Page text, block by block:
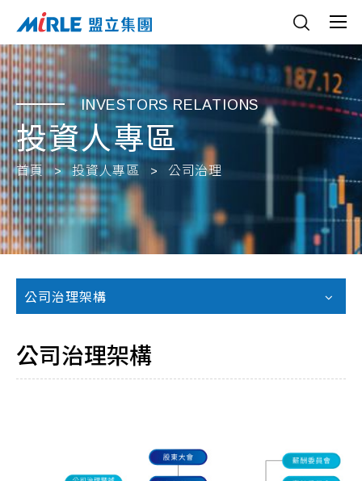
INVESTORS RELATIONS
投資人專區
首頁 投資人專區 公司治理
公司治理架構
公司治理架構